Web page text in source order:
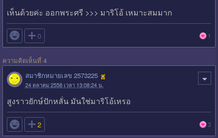
เห็นด้วยค่ะ ออกพระศรี >>> มาริโอ้ เหมาะสมมาก
 0 1
ความคิดเห็นที่ 4
สมาชิกหมายเลข 2573225
24 ตุลาคม 2558 เวลา 13:08:24 น.
สูงราวยักษ์ปักหลั่น มันใช่มาริโอ้เหรอ
 2 3